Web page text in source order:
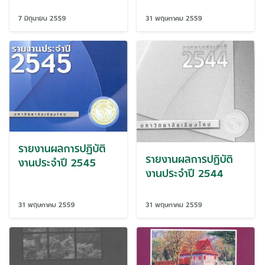
7 มิถุนายน 2559 31 พฤษภาคม 2559
รายงานผลการปฏิบัติ
งานประจำปี 2545
31 พฤษภาคม 2559
รายงานผลการปฏิบัติ
งานประจำปี 2544
31 พฤษภาคม 2559